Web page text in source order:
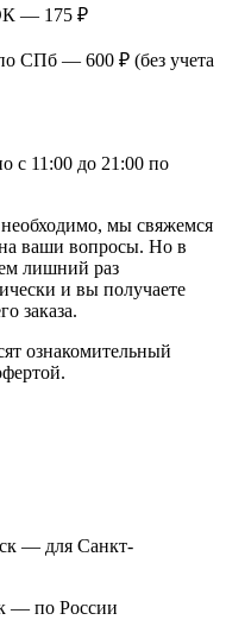
— 175 ₽
СПб — 600 ₽ (без учета
с 11:00 до 21:00 по
необходимо, мы свяжемся
ваши вопросы. Но в
лишний раз
и вы получаете
заказа.
ознакомительный
— для Санкт-
— по России